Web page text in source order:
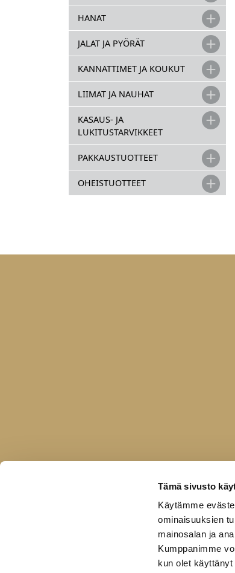
Tämä sivusto
Käytämme
ominaisuuksien
mainosalan ja
Kumppanimme
kun olet käyttänyt
HANAT
JALAT JA PYÖRÄT
KANNATTIMET JA KOUKUT
LIIMAT JA NAUHAT
KASAUS- JA
LUKITUSTARVIKKEET
PAKKAUSTUOTTEET
OHEISTUOTTEET
Uutuudet